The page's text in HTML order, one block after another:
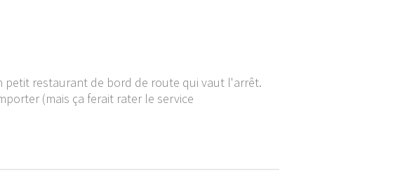
petit restaurant de bord de route qui vaut l'arrêt.
(mais ça ferait rater le service